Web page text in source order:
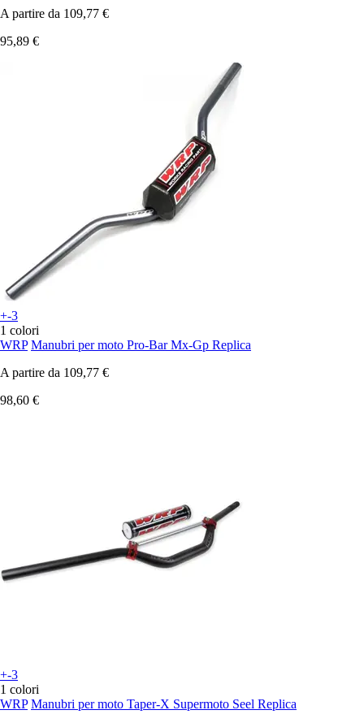
A partire da 109,77 €
95,89 €
+-3
1 colori
WRP Manubri per moto Pro-Bar Mx-Gp Replica
A partire da 109,77 €
98,60 €
+-3
1 colori
WRP Manubri per moto Taper-X Supermoto Seel Replica